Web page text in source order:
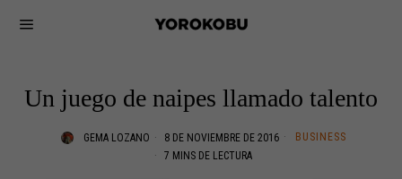
Un juego de naipes llamado talento
GEMA LOZANO 8 DE NOVIEMBRE DE 2016
BUSINESS
7 MINS DE LECTURA